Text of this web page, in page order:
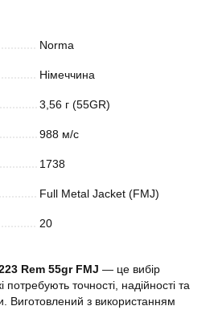
Norma
Німеччина
3,56 г (55GR)
988 м/с
1738
Full Metal Jacket (FMJ)
20
Rem 55gr FMJ — це вибір
потребують точності, надійності та
Виготовлений з використанням